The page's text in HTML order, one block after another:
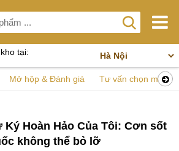
tại:
Mở hộp & Đánh giá Tư vấn chọn mua
Ký Hoàn Hảo Của Tôi: Cơn sốt
không thể bỏ lỡ